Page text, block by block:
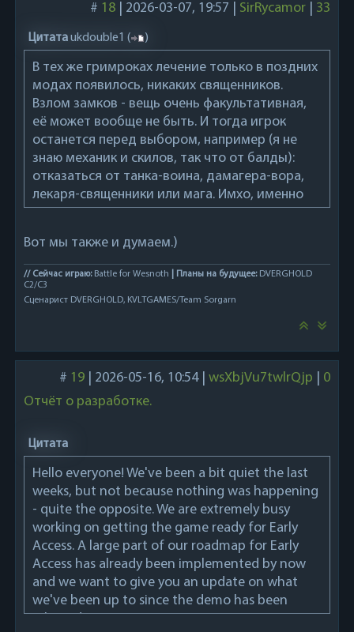
# 18| 2026-03-07, 19:57 SirRycamor| 33
Цитатаukdouble1 ( )
В тех же гримроках лечение только в поздних
модах появилось, никаких священников.
Взлом замков - вещь очень факультативная,
её может вообще не быть. И тогда игрок
останется перед выбором, например (я не
знаю механик и скилов, так что от балды):
отказаться от танка-воина, дамагера-вора,
лекаря-священники или мага. Имхо, именно
это и интересно.
Вот мы также и думаем.)
// Сейчас играю:Battle for Wesnoth | Планы на будущее:DVERGHOLD
C2/C3
Сценарист DVERGHOLD, KVLTGAMES/Team Sorgarn
# 19| 2026-05-16, 10:54 wsXbjVu7twlrQjp
0
Отчёт о разработке.
Цитата
Hello everyone! We've been a bit quiet the last
weeks, but not because nothing was happening
- quite the opposite. We are extremely busy
working on getting the game ready for Early
Access. A large part of our roadmap for Early
Access has already been implemented by now
and we want to give you an update on what
we've been up to since the demo has been
released.